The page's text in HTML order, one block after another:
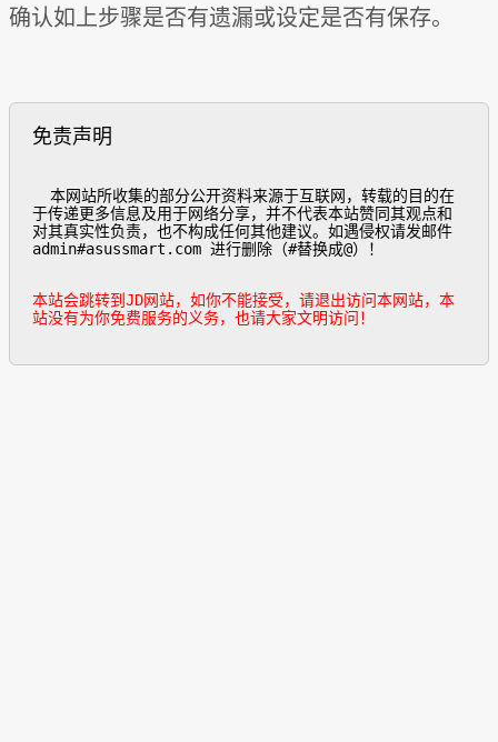
确认如上步骤是否有遗漏或设定是否有保存。
免责声明
于传递更多信息及用于网络分享，并不代表本站赞同其观点和
对其真实性负责，也不构成任何其他建议。如遇侵权请发邮件
admin#asussmart.com 进行删除（#替换成@）！
本站会跳转到JD网站，如你不能接受，请退出访问本网站，本
站没有为你免费服务的义务，也请大家文明访问！